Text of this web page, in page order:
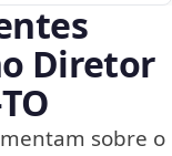
Diretor
sobre o